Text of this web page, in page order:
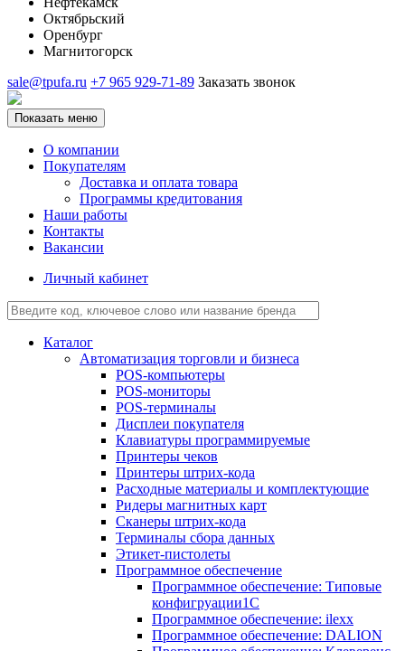
Октябрьский
Оренбург
Магнитогорск
sale@tpufa.ru +7 965 929-71-89 Заказать звонок
Показать меню
О компании
Покупателям
Доставка и оплата товара
Программы кредитования
Наши работы
Контакты
Вакансии
Личный кабинет
Каталог
Автоматизация торговли и бизнеса
POS-компьютеры
POS-мониторы
POS-терминалы
Дисплеи покупателя
Клавиатуры программируемые
Принтеры чеков
Принтеры штрих-кода
Расходные материалы и комплектующие
Ридеры магнитных карт
Сканеры штрих-кода
Терминалы сбора данных
Этикет-пистолеты
Программное обеспечение
Программное обеспечение: Типовые
конфигруации1С
Программное обеспечение: ilexx
Программное обеспечение: DALION